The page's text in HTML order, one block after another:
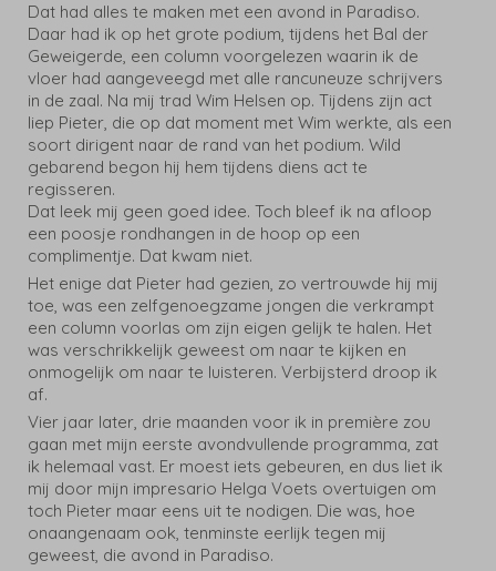
Dat had alles te maken met een avond in Paradiso.
Daar had ik op het grote podium, tijdens het Bal der
Geweigerde, een column voorgelezen waarin ik de
vloer had aangeveegd met alle rancuneuze schrijvers
in de zaal. Na mij trad Wim Helsen op. Tijdens zijn act
liep Pieter, die op dat moment met Wim werkte, als een
soort dirigent naar de rand van het podium. Wild
gebarend begon hij hem tijdens diens act te
regisseren.
Dat leek mij geen goed idee. Toch bleef ik na afloop
een poosje rondhangen in de hoop op een
complimentje. Dat kwam niet.
Het enige dat Pieter had gezien, zo vertrouwde hij mij
toe, was een zelfgenoegzame jongen die verkrampt
een column voorlas om zijn eigen gelijk te halen. Het
was verschrikkelijk geweest om naar te kijken en
onmogelijk om naar te luisteren. Verbijsterd droop ik
af.
Vier jaar later, drie maanden voor ik in première zou
gaan met mijn eerste avondvullende programma, zat
ik helemaal vast. Er moest iets gebeuren, en dus liet ik
mij door mijn impresario Helga Voets overtuigen om
toch Pieter maar eens uit te nodigen. Die was, hoe
onaangenaam ook, tenminste eerlijk tegen mij
geweest, die avond in Paradiso.